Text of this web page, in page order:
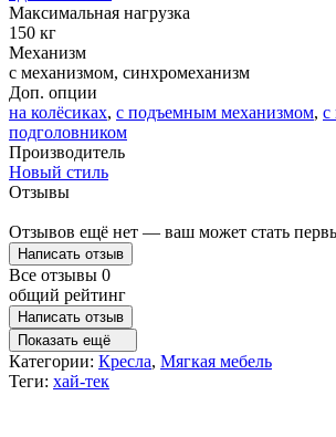
Максимальная нагрузка
150 кг
Механизм
с механизмом, синхромеханизм
Доп. опции
на колёсиках, с подъемным механизмом, с
подголовником
Производитель
Новый стиль
Отзывы
Отзывов ещё нет — ваш может стать
Написать отзыв
Все отзывы 0
общий рейтинг
Написать отзыв
Показать ещё
Категории: Кресла, Мягкая мебель
Теги: хай-тек